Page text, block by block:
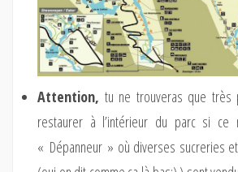
Attention, tu ne trouveras que très
restaurer à l’intérieur du parc si ce
« Dépanneur » où diverses sucreries